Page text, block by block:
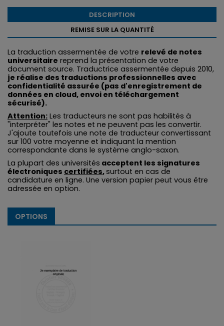
DESCRIPTION
REMISE SUR LA QUANTITÉ
La traduction assermentée de votre relevé de notes
universitaire reprend la présentation de votre
document source. Traductrice assermentée depuis 2010,
je réalise des traductions professionnelles avec
confidentialité assurée (pas d'enregistrement de
données en cloud, envoi en téléchargement
sécurisé).
Attention: Les traducteurs ne sont pas habilités à
"interpréter" les notes et ne peuvent pas les convertir.
J'ajoute toutefois une note de traducteur convertissant
sur 100 votre moyenne et indiquant la mention
correspondante dans le système anglo-saxon.
La plupart des universités acceptent les signatures
électroniques certifiées,surtout en cas de
candidature en ligne. Une version papier peut vous être
adressée en option.
OPTIONS